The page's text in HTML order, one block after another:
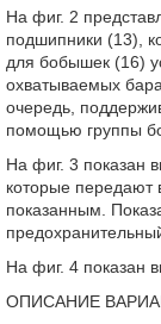
На фиг. 2
подшипники (13),
для бобышек (16)
охватываемых
очередь,
помощью группы
На фиг. 3 показан
которые передают
показанным.
На фиг. 4 показан
ОПИСАНИЕ